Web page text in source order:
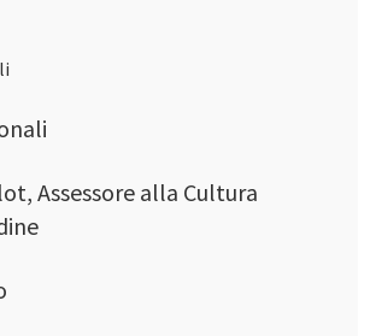
Assessore alla Cultura